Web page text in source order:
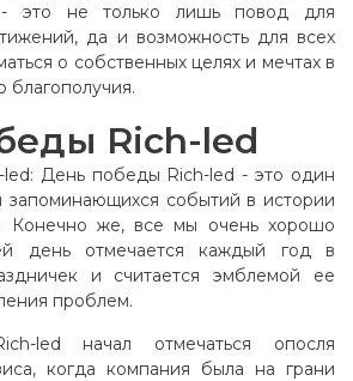
это не только лишь повод для
да и возможность для всех
о собственных целях и мечтах в
благополучия.
Rich-led
День победы Rich-led - это один
событий в истории
Конечно же, все мы очень хорошо
день отмечается каждый год в
и считается эмблемой ее
проблем.
led начал отмечаться опосля
когда компания была на грани